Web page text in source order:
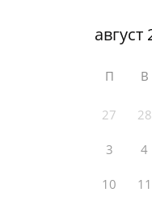
П В
27 28
3 4
10 11